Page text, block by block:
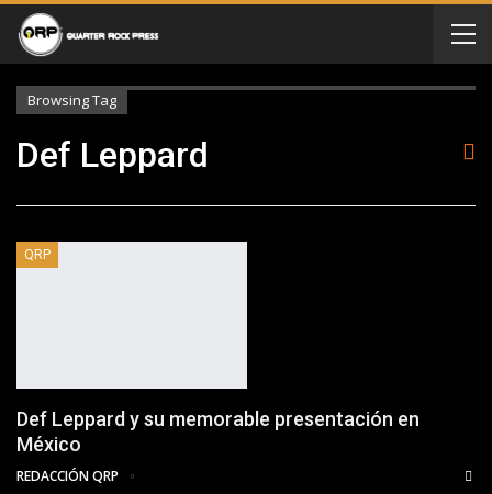
Browsing Tag
Def Leppard
QRP
Def Leppard y su memorable presentación en
México
REDACCIÓN QRP